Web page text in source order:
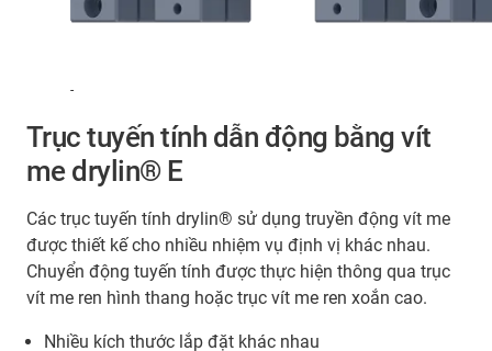
Trục tuyến tính dẫn động bằng vít
me drylin® E
Các trục tuyến tính drylin® sử dụng truyền động vít me
được thiết kế cho nhiều nhiệm vụ định vị khác nhau.
Chuyển động tuyến tính được thực hiện thông qua trục
vít me ren hình thang hoặc trục vít me ren xoắn cao.
Nhiều kích thước lắp đặt khác nhau
-